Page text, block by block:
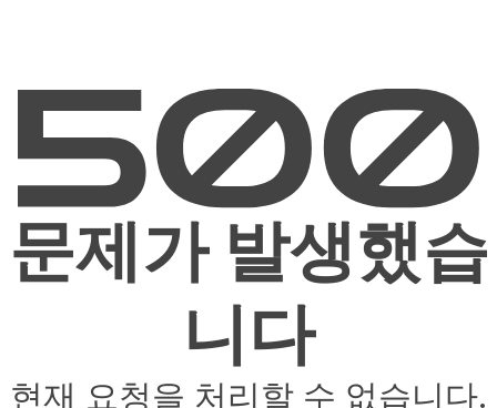
문제가 발생했습
니다
현재 요청을 처리할 수 없습니다.